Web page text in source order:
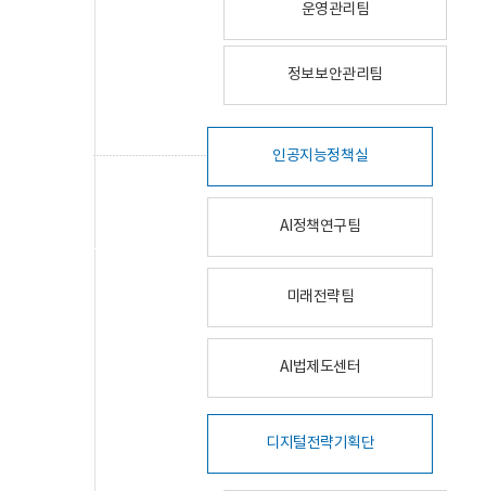
운영관리팀
정보보안관리팀
인공지능정책실
AI정책연구팀
미래전략팀
AI법제도센터
디지털전략기획단